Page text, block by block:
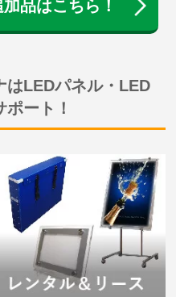
品はこちら！
はLEDパネル・LED
ート！